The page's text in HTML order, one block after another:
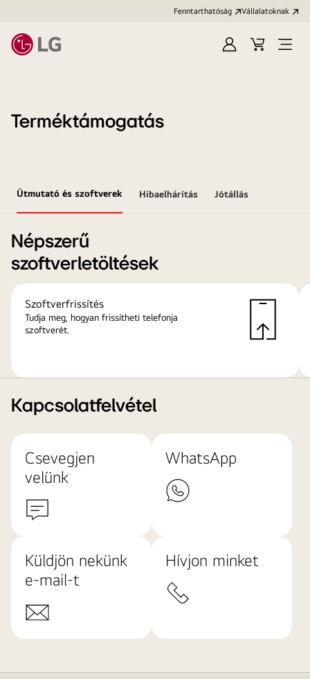
Fenntarthatóság Vállalatoknak
Bejelentkezés
KosárMenü
Terméktámogatás
Útmutató és szoftverek Hibaelhárítás Jótállás
Népszerű
szoftverletöltések
Szoftverfrissítés
Tudja meg, hogyan frissítheti telefonja
szoftverét.
Kapcsolatfelvétel
Csevegjen
velünk
WhatsApp
Küldjön nekünk
e-mail-t
Hívjon minket